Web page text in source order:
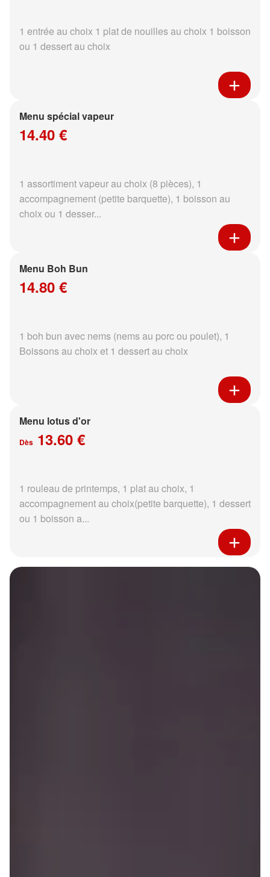
1 entrée au choix 1 plat de nouilles au choix 1 boisson
ou 1 dessert au choix
Menu spécial vapeur
14.40 €
1 assortiment vapeur au choix (8 pièces), 1
accompagnement (petite barquette), 1 boisson au
choix ou 1 desser...
Menu Boh Bun
14.80 €
1 boh bun avec nems (nems au porc ou poulet), 1
Boissons au choix et 1 dessert au choix
Menu lotus d'or
Dès 13.60 €
1 rouleau de printemps, 1 plat au choix, 1
accompagnement au choix(petite barquette), 1 dessert
ou 1 boisson a...